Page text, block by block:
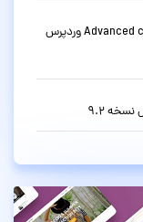
افزونه فارسی مدیریت زمینه دلخواه Advanced custom fields وردپرس